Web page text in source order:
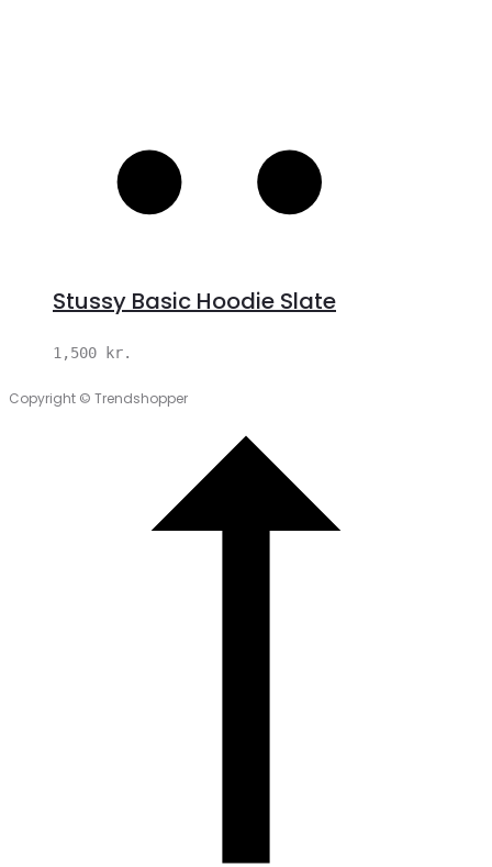
Stussy Basic Hoodie Slate
1,500 kr.
Copyright © Trendshopper